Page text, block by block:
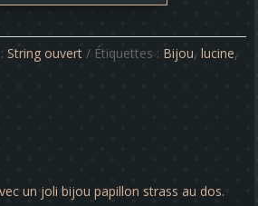
:String ouvert Étiquettes : Bijou,lucine,
un joli bijou papillon strass au dos.